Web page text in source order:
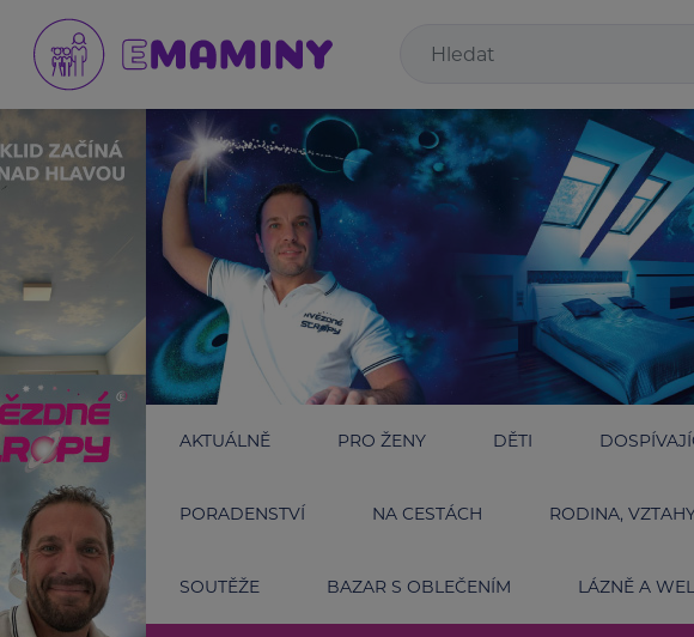
AKTUÁLNĚ PRO ŽENY DĚTI
PORADENSTVÍ NA CESTÁCH RODINA,
SOUTĚŽE BAZAR S OBLEČENÍM LÁZNĚ A